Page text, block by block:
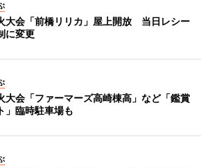
大会「前橋リリカ」屋上開放 当日レシー
に変更
大会「ファーマーズ高崎棟高」など「鑑賞
」臨時駐車場も